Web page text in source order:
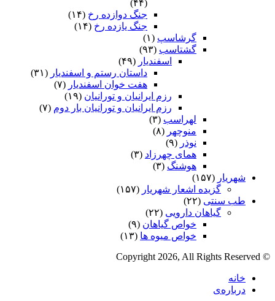
(۴۴)
جنگ دوازده رخ (۱۴)
جنگ یازده رخ (۱۴)
گرشاسپ (۱)
گشتاسب (۹۳)
اسفندیار (۴۹)
داستان رستم و اسفندیار (۳۱)
هفت خوان اسفندیار (۷)
رزم ایرانیان و تورانیان (۱۹)
رزم ایرانیان و تورانیان بار دوم (۷)
لهراسب (۳)
منوچهر (۸)
نوذر (۹)
هماى چهرزاد (۳)
هوشنگ (۳)
شهریار (۱۵۷)
گزیده اشعار شهریار (۱۵۷)
طب سنتی (۲۲)
گیاهان دارویی (۲۲)
خواص گیاهان (۹)
خواص میوه ها (۱۳)
© Copyright 2026, All Rights Reserved
خانه
درباره‌ی